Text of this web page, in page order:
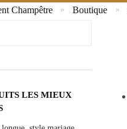
Champêtre » Boutique »
LES MIEUX